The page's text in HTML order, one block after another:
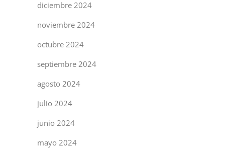
diciembre 2024
noviembre 2024
octubre 2024
septiembre 2024
agosto 2024
julio 2024
junio 2024
mayo 2024